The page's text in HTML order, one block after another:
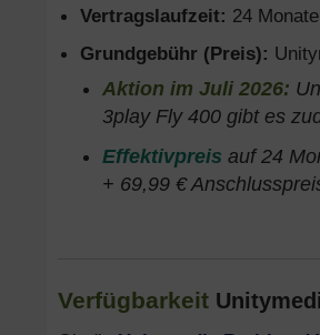
Vertragslaufzeit: 24
Grundgebühr (Preis):
Aktion im Juli 2026:
3play Fly 400 gibt es
Effektivpreis auf 24
+ 69,99 €
Verfügbarkeit